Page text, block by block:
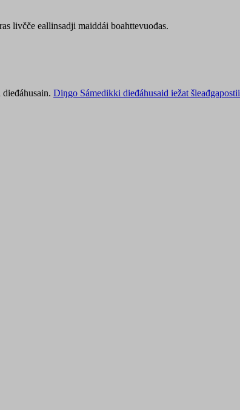
livčče eallinsadji maiddái boahttevuođas.
Diŋgo Sámedikki dieđáhusaid iežat šleađgapostii